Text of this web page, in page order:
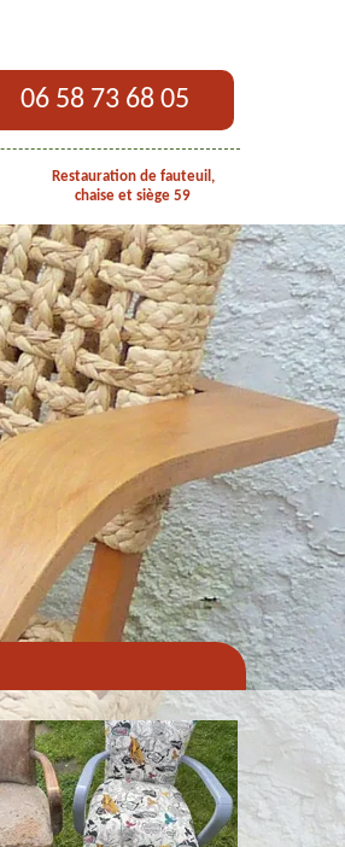
06 58 73 68 05
Restauration de fauteuil,
chaise et siège 59